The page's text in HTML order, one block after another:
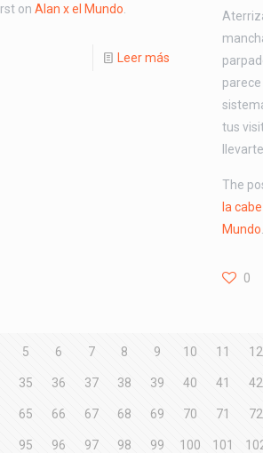
on Alan x el Mundo
Leer más
tus
The
la
Mundo
0
5 6 7 8 9 10 11 12
35 36 37 38 39 40 41 42
65 66 67 68 69 70 71 72
95 96 97 98 99 100 101